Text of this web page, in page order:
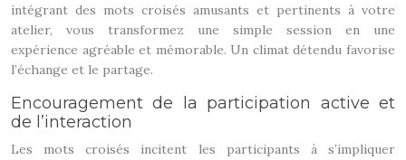
intégrant des mots croisés amusants et pertinents à votre
atelier, vous transformez une simple session en une
expérience agréable et mémorable. Un climat détendu favorise
l’échange et le partage.
Encouragement de la participation active et
de l’interaction
Les mots croisés incitent les participants à s’impliquer